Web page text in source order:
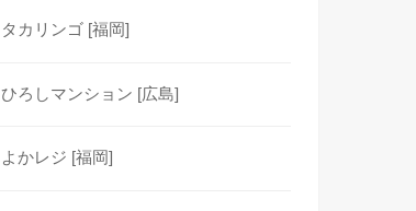
タカリンゴ [福岡]
ひろしマンション [広島]
よかレジ [福岡]